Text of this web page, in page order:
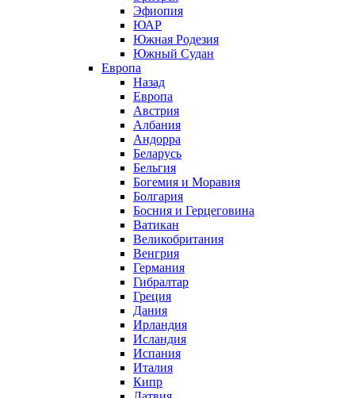
Эфиопия
ЮАР
Южная Родезия
Южный Судан
Европа
Назад
Европа
Австрия
Албания
Андорра
Беларусь
Бельгия
Богемия и Моравия
Болгария
Босния и Герцеговина
Ватикан
Великобритания
Венгрия
Германия
Гибралтар
Греция
Дания
Ирландия
Исландия
Испания
Италия
Кипр